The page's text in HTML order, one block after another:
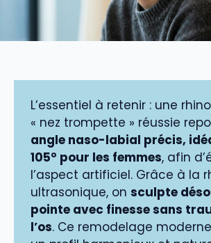
L’essentiel à retenir : une
« nez trompette » réussie
angle naso-labial précis,
105° pour les femmes, afin
l’aspect artificiel. Grâce à la
ultrasonique, on sculpte
pointe avec finesse sans
l’os. Ce remodelage